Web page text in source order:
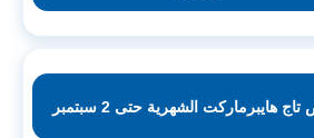
هايبرماركت الشهرية حتى 2 سبتمبر